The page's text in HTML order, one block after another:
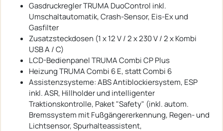
Gasdruckregler TRUMA DuoControl inkl.
Umschaltautomatik, Crash-Sensor, Eis-Ex und
Gasfilter
Zusatzsteckdosen (1 x 12 V / 2 x 230 V / 2 x Kombi
USB A / C)
LCD-Bedienpanel TRUMA Combi CP Plus
Heizung TRUMA Combi 6 E, statt Combi 6
Assistenzsysteme: ABS Antiblockiersystem, ESP
inkl. ASR, Hillholder und intelligenter
Traktionskontrolle, Paket "Safety" (inkl. autom.
Bremssystem mit Fußgängererkennung, Regen- und
Lichtsensor, Spurhalteassistent,